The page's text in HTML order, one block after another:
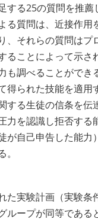
する25の質問を推薦
る質問は、近接作用
、それらの質問はプ
ることによって示さ
も調べることができ
得られた技能を適用
する生徒の信条を
力を認識し拒否する
が自己申告した能力
た実験計画（実験条
ループが同等である